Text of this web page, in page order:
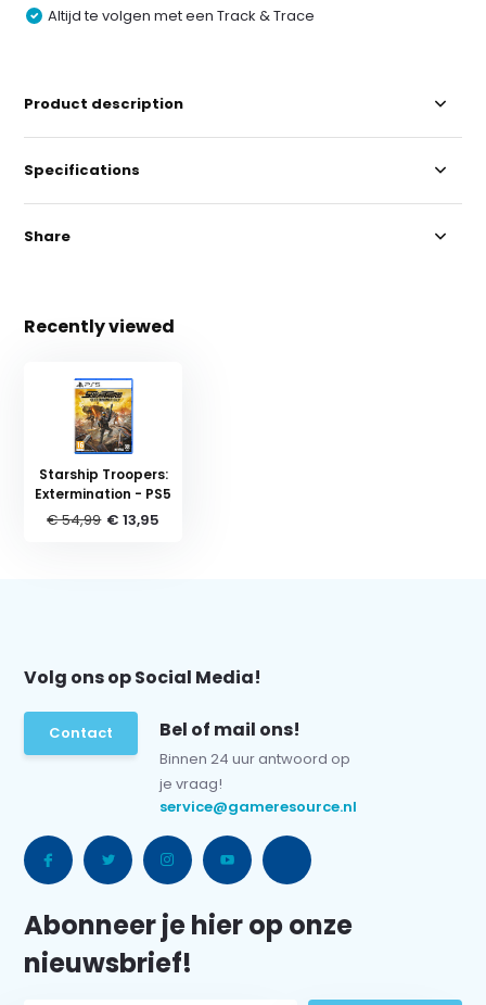
Altijd te volgen met een Track & Trace
Product description
Specifications
Share
Recently viewed
Starship Troopers:
Extermination - PS5
€ 54,99 € 13,95
Volg ons op Social Media!
Contact Bel of mail ons!
Binnen 24 uur antwoord op
je vraag!
service@gameresource.nl
Abonneer je hier op onze
nieuwsbrief!